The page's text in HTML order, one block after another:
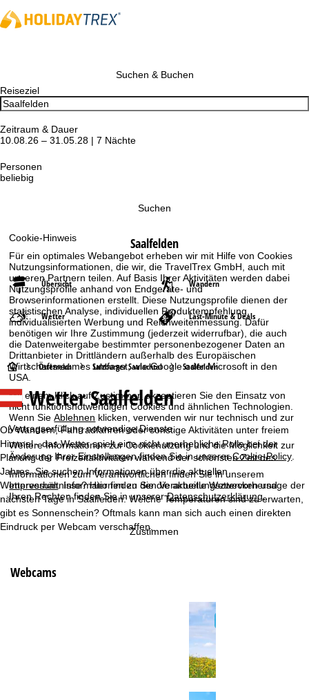
Cookie-Hinweis
Für ein optimales Webangebot erheben wir mit Hilfe von Cookies
Nutzungsinformationen, die wir, die TravelTrex GmbH, auch mit
unseren Partnern teilen. Auf Basis Ihrer Aktivitäten werden dabei
Nutzungsprofile anhand von Endgeräte- und
Browserinformationen erstellt. Diese Nutzungsprofile dienen der
statistischen Analyse, individuellen Produktempfehlung,
individualisierten Werbung und Reichweitenmessung. Dafür
benötigen wir Ihre Zustimmung (jederzeit widerrufbar), die auch
die Datenweitergabe bestimmter personenbezogener Daten an
Drittanbieter in Drittländern außerhalb des Europäischen
Wirtschaftsraumes umfasst, wie Google oder Microsoft in den
USA.
Mit einem Klick aufZustimmen akzeptieren Sie den Einsatz von
nicht funktionsnotwendigen Cookies und ähnlichen Technologien.
Wenn SieAblehnen klicken, verwenden wir nur technisch und zur
Vertragserfüllung notwendige Dienste.
Weitere Informationen zur Cookienutzung und die Möglichkeit zur
Änderung Ihrer Einstellungen finden Sie in unsererCookie-Policy.
Informationen zum Verantwortlichen finden Sie in unserem
Impressum. Informationen zu den Verarbeitungszwecken und
Ihren Rechten finden Sie in unsererDatenschutzerklärung.
Zustimmen
Suchen & Buchen
Reiseziel
Zeitraum & Dauer
10.08.26 – 31.05.28 | 7 Nächte
Personen
beliebig
Suchen
Saalfelden
Übersicht Wandern
Wetter Last-Minute & Deals
S
t
a
r
t
Österreich Salzburger Saalachtal Saalfelden
Wetter Saalfelden
Ob Wandern, Fahrradfahren oder sonstige Aktivitäten unter freiem
Himmel - das Wetter spielt eine nicht unerhebliche Rolle bei der
Planung der Freizeitaktivitäten während der schönsten Zeit des
Jahres. Sie suchen Informationen über die aktuellen
Wetterverhältnisse? Hier finden Sie die aktuelle Wettervorhersage der
nächsten Tage in Saalfelden: Welche Temperaturen sind zu erwarten,
gibt es Sonnenschein? Oftmals kann man sich auch einen direkten
Eindruck per Webcam verschaffen.
Webcams